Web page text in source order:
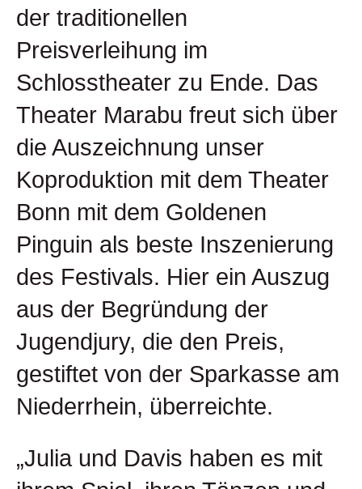
der traditionellen
Preisverleihung im
Schlosstheater zu Ende. Das
Theater Marabu freut sich über
die Auszeichnung unser
Koproduktion mit dem Theater
Bonn mit dem Goldenen
Pinguin als beste Inszenierung
des Festivals. Hier ein Auszug
aus der Begründung der
Jugendjury, die den Preis,
gestiftet von der Sparkasse am
Niederrhein, überreichte.
„Julia und Davis haben es mit